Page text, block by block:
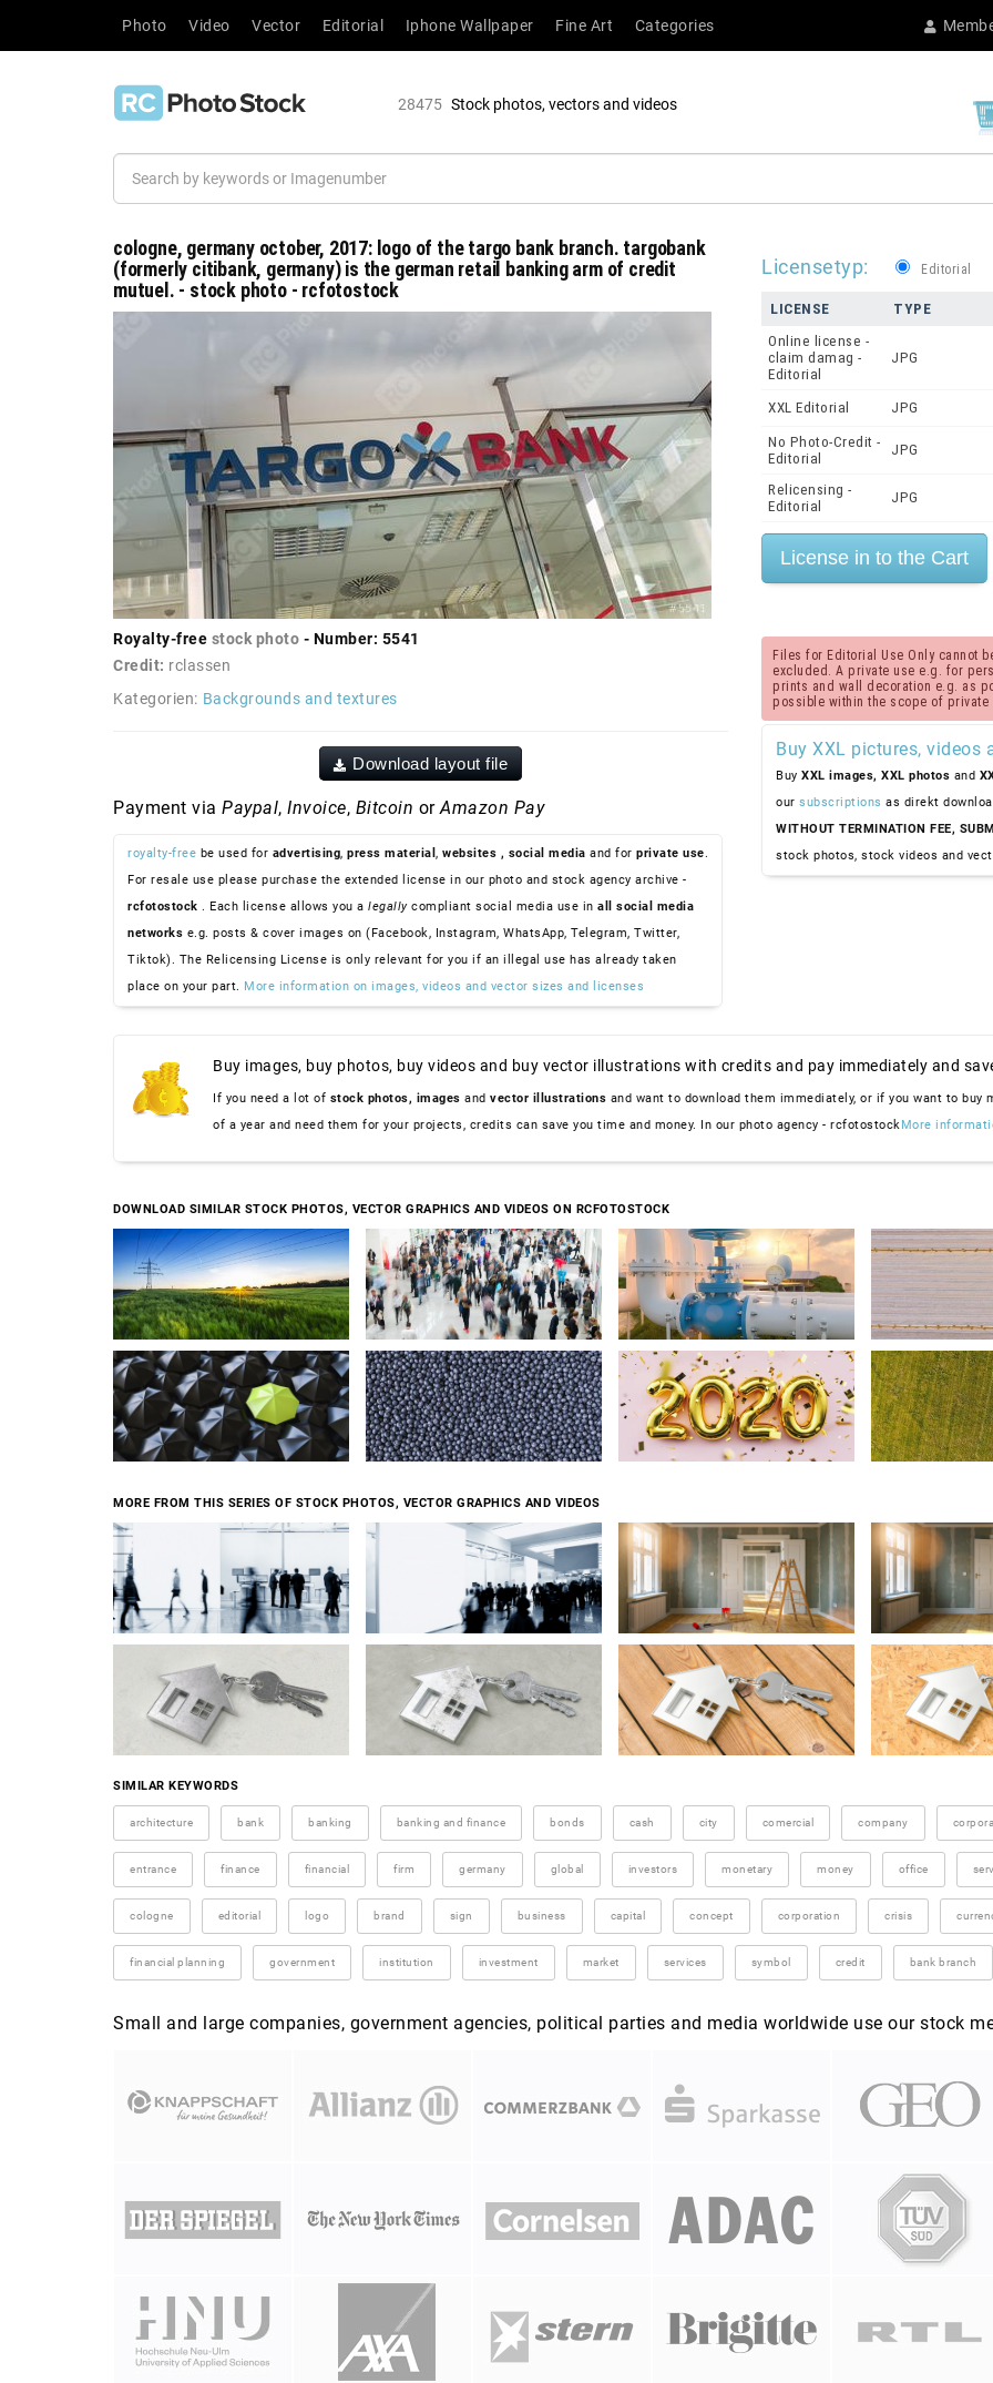
Photo Video Vector Editorial Iphone Wallpaper Fine Art Categories
28475 Stock photos, vectors and videos
cologne, germany october, 2017: logo of the targo bank branch. targobank
(formerly citibank, germany) is the german retail banking arm of credit
mutuel. - stock photo - rcfotostock
Royalty-free stock photo - Number: 5541
Credit: rclassen
Kategorien: Backgrounds and textures
Download layout file
Payment via Paypal, Invoice, Bitcoin or Amazon Pay
royalty-free be used for advertising, press material , websites , social media and for private use.
For resale use please purchase the extended license in our photo and stock agency archive -
rcfotostock . Each license allows you a legallycompliant social media use in all social media
networks e.g. posts & cover images on (Facebook, Instagram, WhatsApp, Telegram, Twitter,
Tiktok). The Relicensing License is only relevant for you if an illegal use has already taken
place on your part. More information on images, videos and vector sizes and licenses
Licensetyp: Editorial
LICENSE
TYPE
Online license -
claim damag -
Editorial
JPG
XXL Editorial JPG
No Photo-Credit -
Editorial
JPG
Relicensing -
Editorial
JPG
Files for Editorial Use Only cannot
excluded. A private use e.g. for
prints and wall decoration e.g. as
possible within the scope of private
Buy XXL pictures,
Buy XXL images, XXL photos and
our subscriptions as direkt
WITHOUT TERMINATION FEE,
stock photos, stock videos and
Buy images, buy photos, buy videos and buy vector illustrations with credits and pay immediately and
If you need a lot of stock photos, images and vector illustrations and want to download them immediately, or if you want to buy
of a year and need them for your projects, credits can save you time and money. In our photo agency - rcfotostockMore
DOWNLOAD SIMILAR STOCK PHOTOS, VECTOR GRAPHICS AND VIDEOS ON RCFOTOSTOCK
MORE FROM THIS SERIES OF STOCK PHOTOS, VECTOR GRAPHICS AND VIDEOS
SIMILAR KEYWORDS
architecture bank banking banking and finance bonds cash city comercial company
entrance finance financial firm germany global investors monetary money office
cologne editorial logo brand sign business capital concept corporation crisis
financial planning government institution investment market services symbol credit bank branch
Small and large companies, government agencies, political parties and media worldwide use our stock